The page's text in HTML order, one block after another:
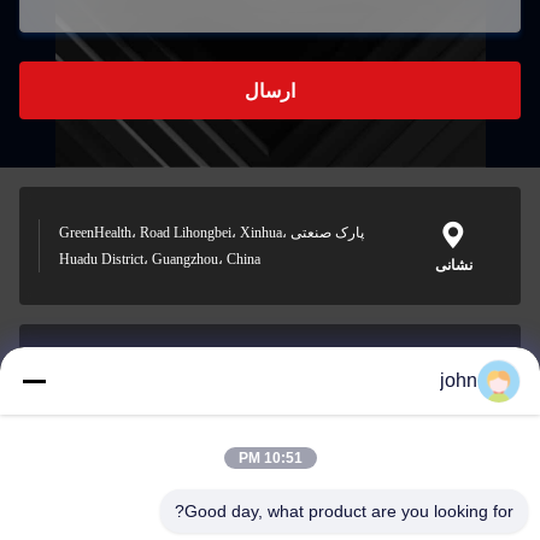
ارسال
نشانی
پارک صنعتی GreenHealth، Road Lihongbei، Xinhua،
Huadu District، Guangzhou، China
پست الکترونیک
0086-153-7406-6785
john
10:51 PM
Good day, what product are you looking for?